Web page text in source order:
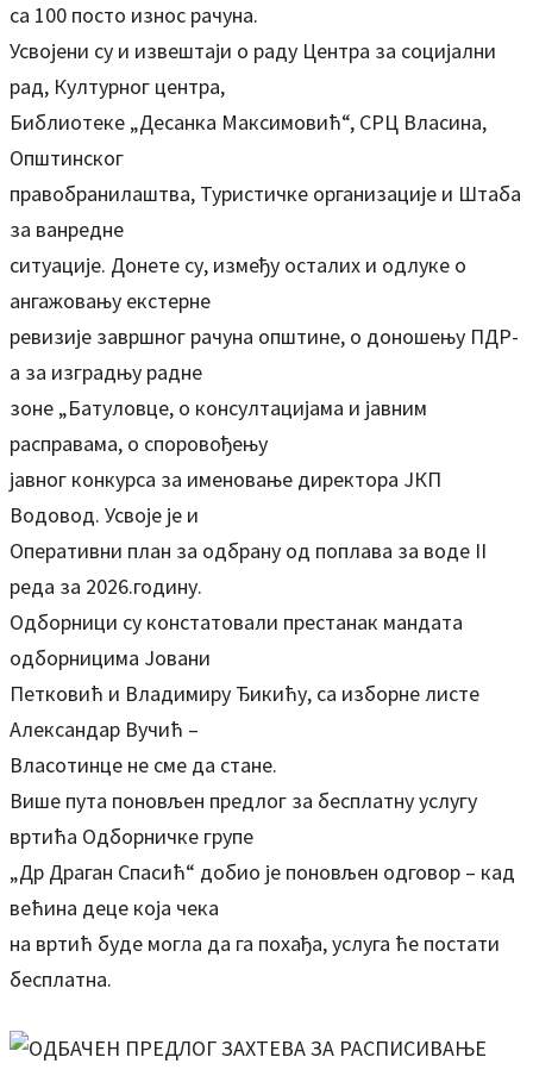
са 100 посто износ рачуна.
Усвојени су и извештаји о раду Центра за социјални
рад, Културног центра,
Библиотеке „Десанка Максимовић“, СРЦ Власина,
Општинског
правобранилаштва, Туристичке организације и Штаба
за ванредне
ситуације. Донете су, између осталих и одлуке о
ангажовању екстерне
ревизије завршног рачуна општине, о доношењу ПДР-
а за изградњу радне
зоне „Батуловце, о консултацијама и јавним
расправама, о споровођењу
јавног конкурса за именовање директора ЈКП
Водовод. Усвоје је и
Оперативни план за одбрану од поплава за воде II
реда за 2026.годину.
Одборници су констатовали престанак мандата
одборницима Јовани
Петковић и Владимиру Ђикићу, са изборне листе
Александар Вучић –
Власотинце не сме да стане.
Више пута поновљен предлог за бесплатну услугу
вртића Одборничке групе
„Др Драган Спасић“ добио је поновљен одговор – кад
већина деце која чека
на вртић буде могла да га похађа, услуга ће постати
бесплатна.